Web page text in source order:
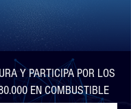
Y PARTICIPA POR LOS
EN COMBUSTIBLE